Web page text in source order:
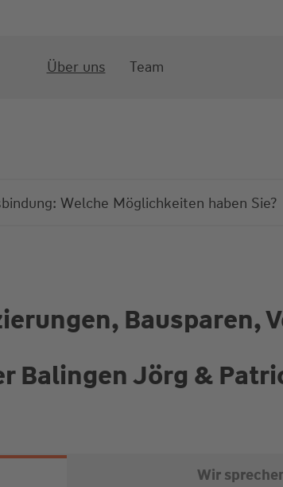
Über uns Team
Welche Möglichkeiten haben
Bausparen,
Balingen Jörg &
Wir